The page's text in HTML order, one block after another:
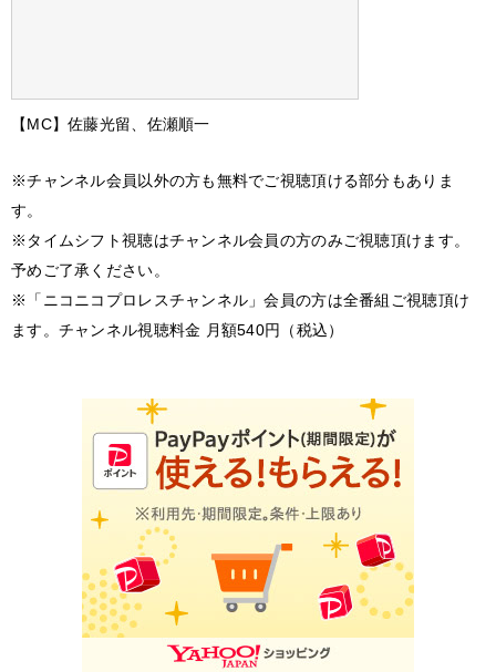
【MC】佐藤光留、佐瀬順一
※チャンネル会員以外の方も無料でご視聴頂ける部分もありま
す。
※タイムシフト視聴はチャンネル会員の方のみご視聴頂けます。
予めご了承ください。
※「ニコニコプロレスチャンネル」会員の方は全番組ご視聴頂け
ます。チャンネル視聴料金 月額540円（税込）